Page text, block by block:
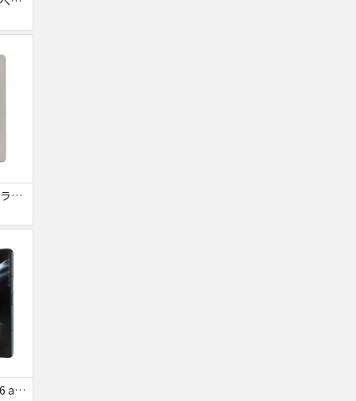
Xperia 1 Ⅴ SOG10 プラチナシルバー au 送料無料
Galaxy Z Fold4 SCG16 au グレイグリーン 送料無料